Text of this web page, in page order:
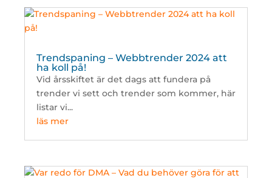
Trendspaning – Webbtrender 2024 att
ha koll på!
Vid årsskiftet är det dags att fundera på
trender vi sett och trender som kommer, här
listar vi...
läs mer